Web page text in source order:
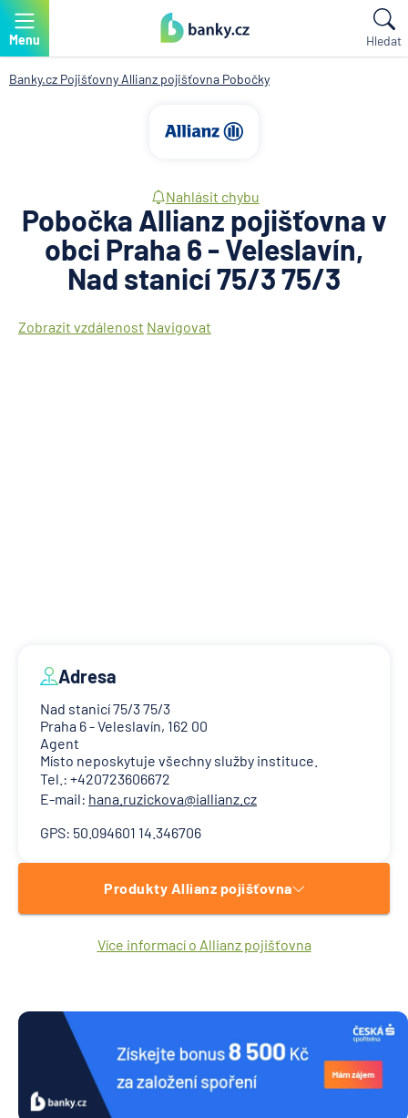
Menu Hledat
Banky.cz Pojišťovny Allianz pojišťovna Pobočky
Nahlásit chybu
Pobočka Allianz pojišťovna v
obci Praha 6 - Veleslavín,
Nad stanicí 75/3 75/3
Zobrazit vzdálenost Navigovat
Adresa
Nad stanicí 75/3 75/3
Praha 6 - Veleslavín, 162 00
Agent
Místo neposkytuje všechny služby instituce.
Tel.: +420723606672
E-mail: hana.ruzickova@iallianz.cz
GPS: 50.094601 14.346706
Produkty Allianz pojišťovna
Více informací o Allianz pojišťovna